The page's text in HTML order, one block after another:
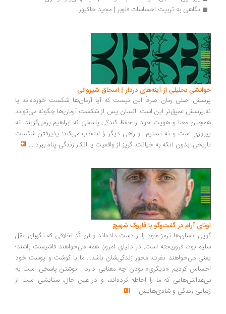
نگاهی به تربیت احساسات فلوبر | مجید خاکپور
تحلیلی از آینه‌های دردار | اسحاق شیروانی
اصلی رمان صرفاً این نیست که آیا آرمان‌ها شکست خورده‌اند یا
عمیق‌تر این است: انسان پس از شکست آرمان‌ها چگونه می‌تواند
معنا و هویت خود را حفظ کند؟... پاسخی که ابراهیم برمی‌گزیند، نه
است و نه تسلیم. او راهی دیگر را انتخاب می‌کند: پذیرفتن شکست
بدون آنکه به خیانت، گریز از واقعیت یا انکار زندگی پناه ببرد...
آرام در گفت‌وگو با فاروک شهیچ‭
انسان‌ها ترمزِ خود را از دست داده‌اند و آن کُدِ اخلاقی که نگهبان عقل
بود، فروریخته است. در دنیای امروز، همه می‌خواهند فاشیست باشند؛
می‌خواهند نفرت، محورِ زندگی‌شان باشد... ما با گوشت و پوست خود
کردیم «دیگری» بودن چه معنایی دارد... نوشتن پاسخی است به
که ما را احاطه کرده‌اند، و در عین حال، ستایشی است از
زندگی و شادی‌هایش...